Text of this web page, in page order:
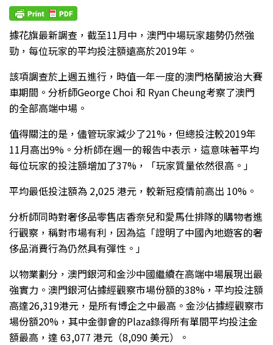
據花旗最新調查，截至11月中，澳門中場玩家趨勢仍然強
勁，每位玩家的平均投注額遠高於2019年。
該項調查於上週五進行，時值一年一度的澳門格蘭披治大賽
車期間。分析師George Choi 和 Ryan Cheung考察了澳門
的全部高端中場。
值得關注的是，儘管玩家減少了21%，但總投注較2019年
11月高出9%。分析師在週一的報告中表示，這意味著平均
每位玩家的投注額增加了37%，「玩家質量依然很高。」
平均最低投注額為 2,025 港元，較新冠疫情前高出 10%。
分析師同時對奢侈品零售店香奈兒和愛馬仕排隊的購物者進
行觀察，稱對市場有利，因為這「證明了中國內地遊客的奢
侈品消費行為仍然具有彈性。」
以物業劃分，澳門銀河和金沙中國繼續在高端中場展現出最
強實力。澳門銀河佔據經觀察市場份額的38%，平均投注額
高達26,319港元，是所有博企之中最高。金沙佔據經觀察市
場份額20%，其中金御會的Plaza錄得所有單間平均投注金
額最高，達 63,077 港元（8,090 美元）。